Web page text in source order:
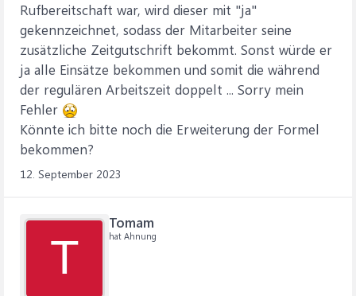
Rufbereitschaft war, wird dieser mit "ja"
gekennzeichnet, sodass der Mitarbeiter seine
zusätzliche Zeitgutschrift bekommt. Sonst würde er
ja alle Einsätze bekommen und somit die während
der regulären Arbeitszeit doppelt ... Sorry mein
Fehler
Könnte ich bitte noch die Erweiterung der Formel
bekommen?
12. September 2023
T
Tomam
hat Ahnung